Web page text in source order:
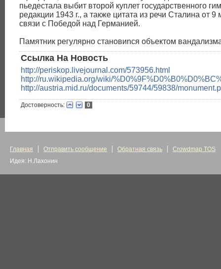
пьедестала выбит второй куплет государственного
редакции 1943 г., а также цитата из речи Сталина от 9
связи с Победой над Германией.
Памятник регулярно становиnся объектом
Ссылка На Новость
http://periskop.livejournal.com/573956.html
http://ru.wikipedia.org/wiki/
http://austria.mid.ru/documents/59744/59838/
Достоверность: 0
Главная Отправить сообщение Обратная связь
Crowdmap TOS
Идея: Н.Лахонин